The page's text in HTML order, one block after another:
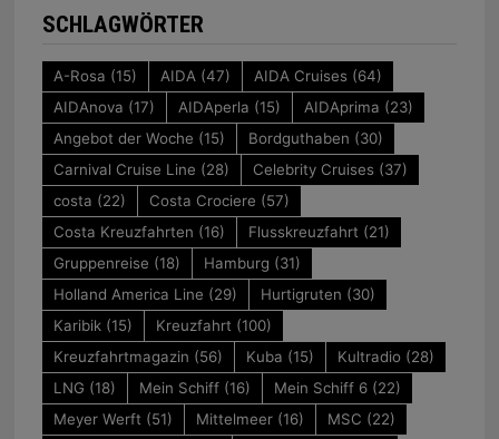
SCHLAGWÖRTER
A-Rosa (15) AIDA (47) AIDA Cruises (64)
AIDAnova (17) AIDAperla (15) AIDAprima (23)
Angebot der Woche (15) Bordguthaben (30)
Carnival Cruise Line (28) Celebrity Cruises (37)
costa (22) Costa Crociere (57)
Costa Kreuzfahrten (16) Flusskreuzfahrt (21)
Gruppenreise (18) Hamburg (31)
Holland America Line (29) Hurtigruten (30)
Karibik(15) Kreuzfahrt (100)
Kreuzfahrtmagazin (56) Kuba (15) Kultradio(28)
LNG (18) Mein Schiff(16) Mein Schiff 6(22)
Meyer Werft (51) Mittelmeer(16) MSC (22)